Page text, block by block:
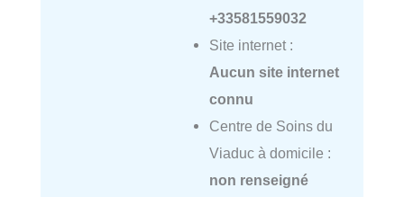
+33581559032
Site internet :
Aucun site internet
connu
Centre de Soins du
Viaduc à domicile :
non renseigné